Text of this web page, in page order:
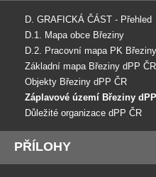
D. GRAFICKÁ ČÁST - Přehled
D.1. Mapa obce Březiny
D.2. Pracovní mapa PK Březiny
Základní mapa Březiny dPP ČR
Objekty Březiny dPP ČR
Záplavové území Březiny
Důležité organizace dPP ČR
PŘÍLOHY